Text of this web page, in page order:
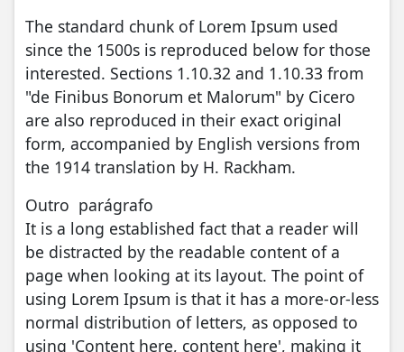
The standard chunk of Lorem Ipsum used
since the 1500s is reproduced below for those
interested. Sections 1.10.32 and 1.10.33 from
"de Finibus Bonorum et Malorum" by Cicero
are also reproduced in their exact original
form, accompanied by English versions from
the 1914 translation by H. Rackham.
Outro parágrafo
It is a long established fact that a reader will
be distracted by the readable content of a
page when looking at its layout. The point of
using Lorem Ipsum is that it has a more-or-less
normal distribution of letters, as opposed to
using 'Content here, content here', making it